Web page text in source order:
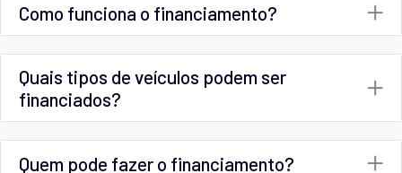
Como funciona o financiamento?
Quais tipos de veículos podem ser
financiados?
Quem pode fazer o financiamento?